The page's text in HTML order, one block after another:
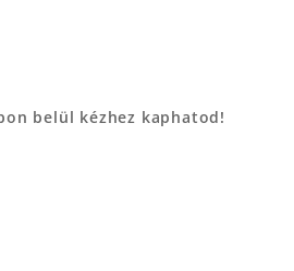
belül kézhez kaphatod!